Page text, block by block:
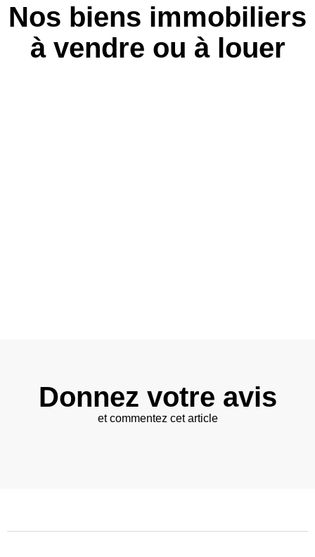
Nos biens immobiliers
à vendre ou à louer
Donnez votre avis
et commentez cet article